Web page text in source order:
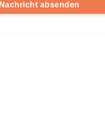
Nachricht absenden